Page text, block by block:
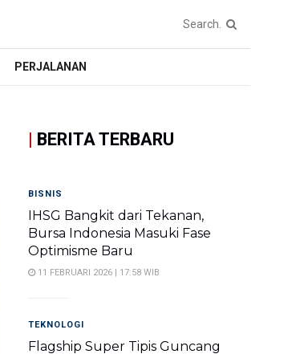
PERJALANAN
| BERITA TERBARU
BISNIS
IHSG Bangkit dari Tekanan,
Bursa Indonesia Masuki Fase
Optimisme Baru
11 FEBRUARI 2026 | 17:58 WIB
TEKNOLOGI
Flagship Super Tipis Guncang